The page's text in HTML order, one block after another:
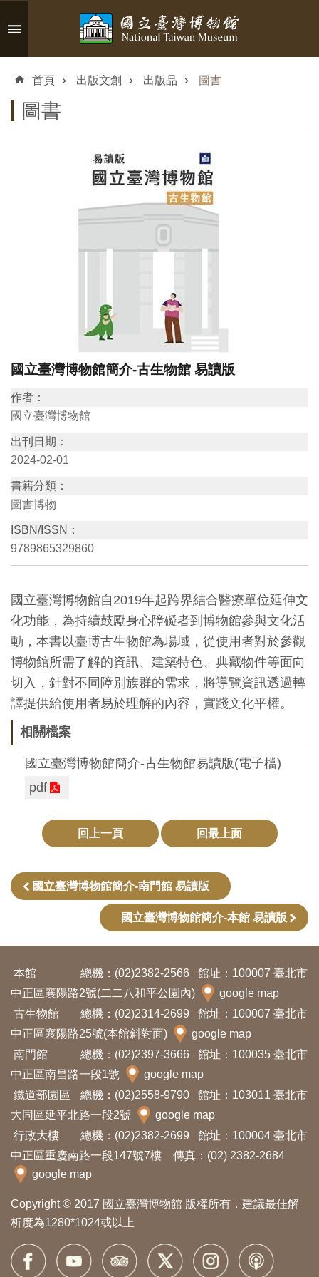
跳到主要內容區塊
搜
覽
資
訊
教
育
活
動
出
版
文
創
典
藏
研
公
開
資
訊
隱
私
權
與
資
訊
安
全
宣
首頁 出版文創 出版品 圖書
圖書
國立臺灣博物館簡介-古生物館 易讀版
作者：
國立臺灣博物館
出刊日期：
2024-02-01
書籍分類：
圖書博物
ISBN/ISSN：
9789865329860
國立臺灣博物館自2019年起跨界結合醫療單位延伸文
化功能，為持續鼓勵身心障礙者到博物館參與文化活
動，本書以臺博古生物館為場域，從使用者對於參觀
博物館所需了解的資訊、建築特色、典藏物件等面向
切入，針對不同障別族群的需求，將導覽資訊透過轉
譯提供給使用者易於理解的內容，實踐文化平權。
相關檔案
國立臺灣博物館簡介-古生物館易讀版(電子檔)
pdf
回上一頁 回最上面
國立臺灣博物館簡介-南門館 易讀版
國立臺灣博物館簡介-本館 易讀版
本館 總機：(02)2382-2566
館址：100007 臺北市
中正區襄陽路2號(二二八和平公園內)
google map
古生物館
總機：(02)2314-2699
館址：100007 臺北市
中正區襄陽路25號(本館斜對面)
google map
南門館
總機：(02)2397-3666
館址：100035 臺北市
中正區南昌路一段1號
google map
鐵道部園區
總機：(02)2558-9790
館址：103011 臺北市
大同區延平北路一段2號
google map
行政大樓
總機：(02)2382-2699
館址：100004 臺北市
中正區重慶南路一段147號7樓 傳真：(02) 2382-2684
google map
Copyright © 2017 國立臺灣博物館 版權所有．建議最佳解
析度為1280*1024或以上